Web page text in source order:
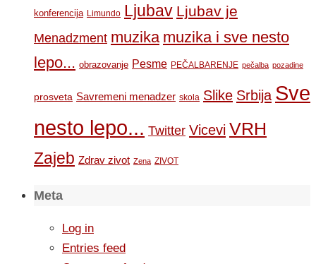
konferencija Limundo Ljubav Ljubav je
Menadzment muzika muzika i sve nesto
lepo... obrazovanje Pesme PEČALBARENJE pečalba pozadine
prosveta Savremeni menadzer skola Slike Srbija Sve
nesto lepo... Twitter Vicevi VRH
Zajeb Zdrav zivot Zena ZIVOT
Meta
Log in
Entries feed